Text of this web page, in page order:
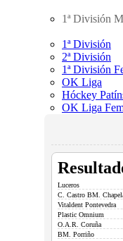
1ª División
1ª División
2ª División
1ª División
OK Liga
Hóckey
OK Liga
Luceros
C. Castro BM.
Vitaldent Pontevedra
Plastic Omnium
O.A.R. Coruña
BM. Porriño